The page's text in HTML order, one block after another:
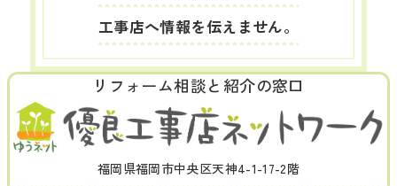
工事店へ情報を伝えません。
リフォーム相談と紹介の窓口
福岡県福岡市中央区天神4-1-17-2階